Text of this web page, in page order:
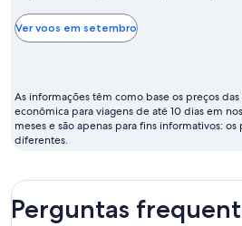
o
mês
barato
para
voar
Ver voos em setembro
As informações têm como base os preços
econômica para viagens de até 10 dias em
meses e são apenas para fins informativos:
diferentes.
Perguntas